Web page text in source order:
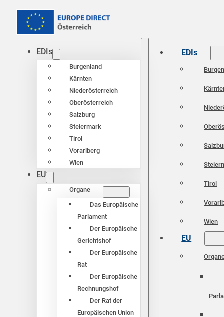
EDIs
Burgenland
Kärnten
Niederösterreich
Oberösterreich
Salzburg
Steiermark
Tirol
Vorarlberg
Wien
EU
Organe
Das Europäische
Parlament
Der Europäische
Gerichtshof
Der Europäische
Rat
Der Europäische
Rechnungshof
Der Rat der
Europäischen Union
EDIs
Tirol
Wien
EU